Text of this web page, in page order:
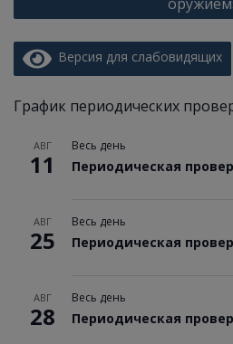
Версия для слабовидящих
График периодических
АВГ
11
Весь день
Периодическая
АВГ
25
Весь день
Периодическая
АВГ
28
Весь день
Периодическая